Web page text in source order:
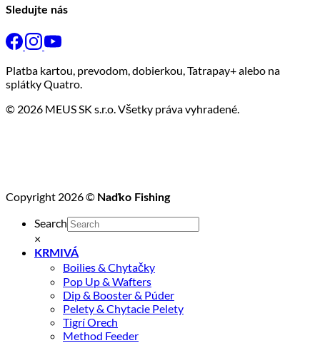
Sledujte nás
Platba kartou, prevodom, dobierkou, Tatrapay+ alebo na
splátky Quatro.
© 2026 MEUS SK s.r.o. Všetky práva vyhradené.
Copyright 2026 © Naďko Fishing
Search
×
KRMIVÁ
Boilies & Chytačky
Pop Up & Wafters
Dip & Booster & Púder
Pelety & Chytacie Pelety
Tigrí Orech
Method Feeder